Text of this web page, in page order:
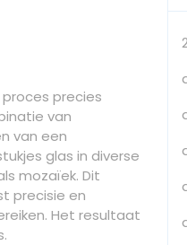
precies
van
van een
glas in diverse
mozaïek. Dit
precisie en
Het resultaat